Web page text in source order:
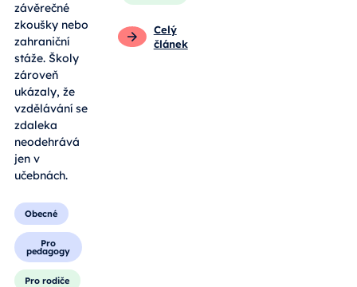
závěrečné
zkoušky nebo
zahraniční
stáže. Školy
zároveň
ukázaly, že
vzdělávání se
zdaleka
neodehrává
jen v
učebnách.
Obecné
Pro
pedagogy
Pro rodiče
Celý
článek